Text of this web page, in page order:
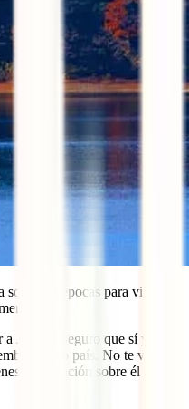
sobre las épocas para visitar
Japón? Seguro que sí y sea
país. No te vayas
información sobre él a